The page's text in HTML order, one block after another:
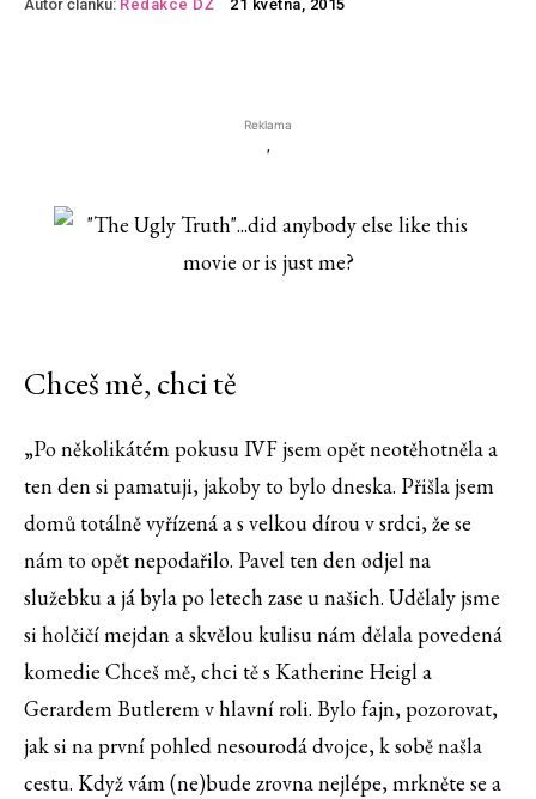
Autor článku: Redakce DŽ 21 května, 2015
Reklama
'
Chceš mě, chci tě
„Po několikátém pokusu IVF jsem opět neotěhotněla a
ten den si pamatuji, jakoby to bylo dneska. Přišla jsem
domů totálně vyřízená a s velkou dírou v srdci, že se
nám to opět nepodařilo. Pavel ten den odjel na
služebku a já byla po letech zase u našich. Udělaly jsme
si holčičí mejdan a skvělou kulisu nám dělala povedená
komedie Chceš mě, chci tě s Katherine Heigl a
Gerardem Butlerem v hlavní roli. Bylo fajn, pozorovat,
jak si na první pohled nesourodá dvojce, k sobě našla
cestu. Když vám (ne)bude zrovna nejlépe, mrkněte se a